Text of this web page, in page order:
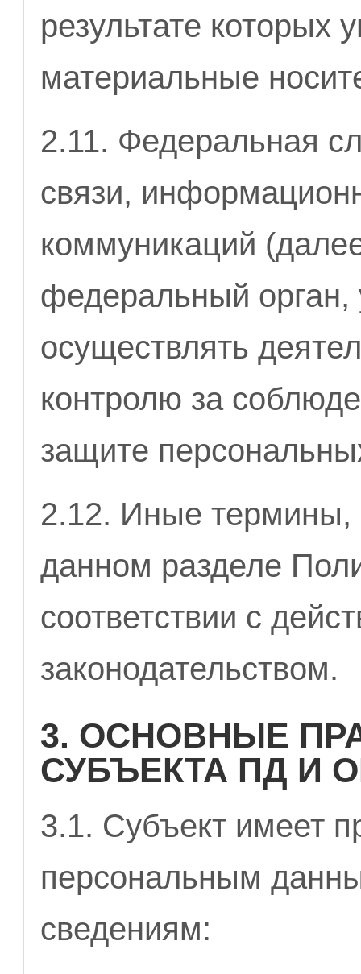
результате которых
материальные
2.11. Федеральная
связи,
коммуникаций
федеральный
осуществлять
контролю за
защите
2.12. Иные термины,
данном разделе
соответствии с
законодательством.
3. ОСНОВНЫЕ
СУБЪЕКТА ПД И
3.1. Субъект имеет
персональным
сведениям: